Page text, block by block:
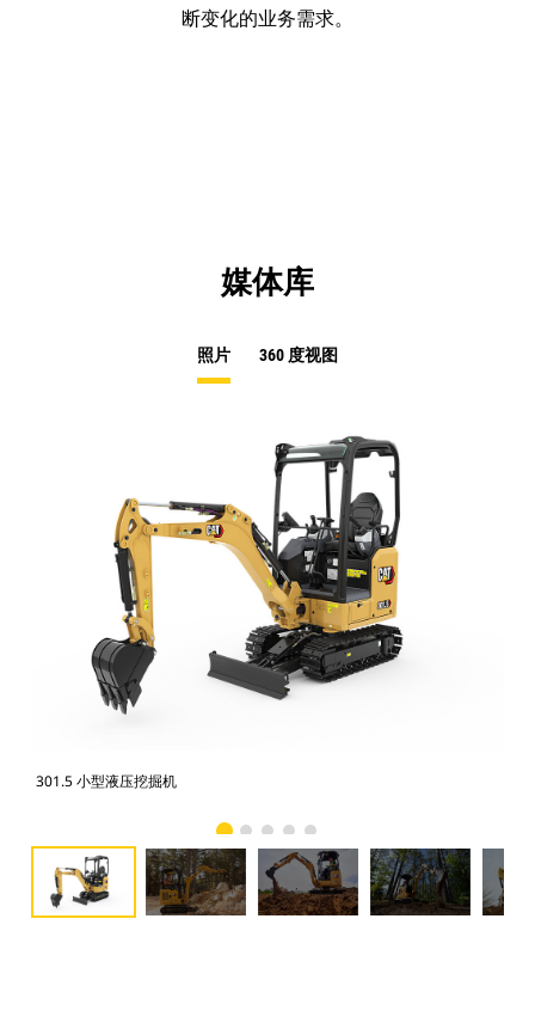
断变化的业务需求。
媒体库
照片 360 度视图
301.5 小型液压挖掘机